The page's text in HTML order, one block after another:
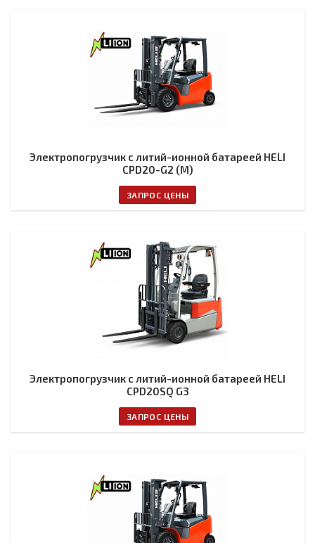
Электропогрузчик с литий-ионной батареей HELI
CPD20-G2 (M)
ЗАПРОС ЦЕНЫ
Электропогрузчик с литий-ионной батареей HELI
CPD20SQ G3
ЗАПРОС ЦЕНЫ